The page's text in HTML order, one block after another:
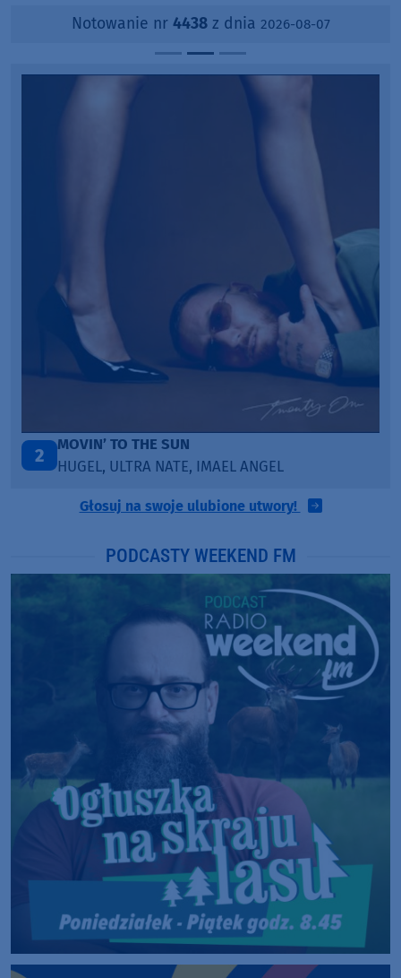
Notowanie nr 4438z dnia 2026-08-07
3
LEGENDARY LOVERS (SAVE ME)
KATY PERRY & CHIEF KEEF
Głosuj na swoje ulubione utwory!
PODCASTY WEEKEND FM